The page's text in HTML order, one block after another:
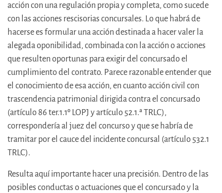
acción con una regulación propia y completa, como sucede
con las acciones rescisorias concursales. Lo que habrá de
hacerse es formular una acción destinada a hacer valer la
alegada oponibilidad, combinada con la acción o acciones
que resulten oportunas para exigir del concursado el
cumplimiento del contrato. Parece razonable entender que
el conocimiento de esa acción, en cuanto acción civil con
trascendencia patrimonial dirigida contra el concursado
(artículo 86 ter.1.1º LOPJ y artículo 52.1.ª TRLC),
correspondería al juez del concurso y que se habría de
tramitar por el cauce del incidente concursal (artículo 532.1
TRLC).
Resulta aquí importante hacer una precisión. Dentro de las
posibles conductas o actuaciones que el concursado y la